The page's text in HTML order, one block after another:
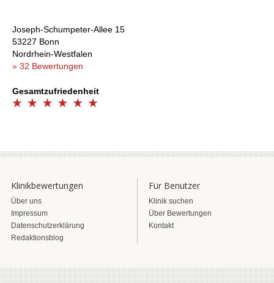
Joseph-Schumpeter-Allee 15
53227 Bonn
Nordrhein-Westfalen
» 32 Bewertungen
Gesamtzufriedenheit
Klinikbewertungen
Über uns
Impressum
Datenschutzerklärung
Redaktionsblog
Für Benutzer
Klinik suchen
Über Bewertungen
Kontakt